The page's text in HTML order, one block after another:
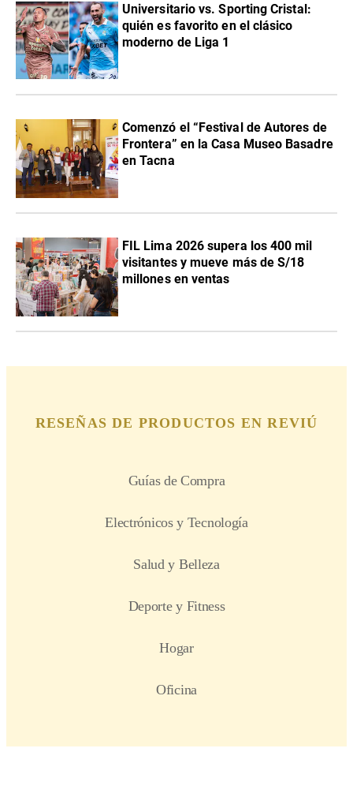
Universitario vs. Sporting Cristal:
quién es favorito en el clásico
moderno de Liga 1
Comenzó el “Festival de Autores de
Frontera” en la Casa Museo Basadre
en Tacna
FIL Lima 2026 supera los 400 mil
visitantes y mueve más de S/18
millones en ventas